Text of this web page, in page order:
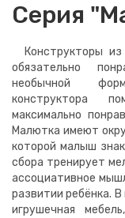
Серия
Конструкторы
обязательно
необычной
конструктора
максимально
Малютка имеют
которой малыш
сбора тренирует
ассоциативное
развитии ребёнка.
игрушечная